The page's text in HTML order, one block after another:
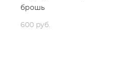
брошь
600 pуб.